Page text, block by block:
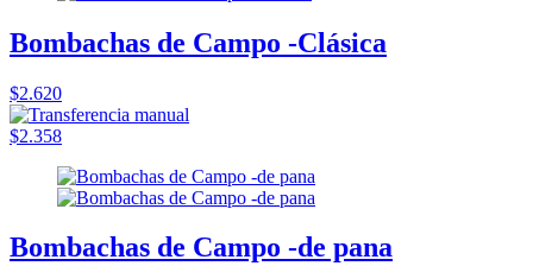
Bombachas de Campo -Clásica
$2.620
$2.358
Bombachas de Campo -de pana